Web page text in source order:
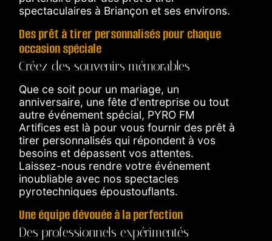
spectaculaires à Briançon et ses environs.
Des prêt à tirer personnalisés pour chaque
occasion spéciale
Créez des souvenirs mémorables
Que ce soit pour un mariage, un
anniversaire, une fête d'entreprise ou tout
autre événement spécial, PYRO FM
Artifices est là pour vous fournir des prêt à
tirer personnalisés qui répondent à vos
besoins et dépassent vos attentes.
Laissez-nous rendre votre événement
inoubliable avec nos spectacles
pyrotechniques époustouflants.
Une équipe dévouée à la perfection
Des professionnels expérimentés